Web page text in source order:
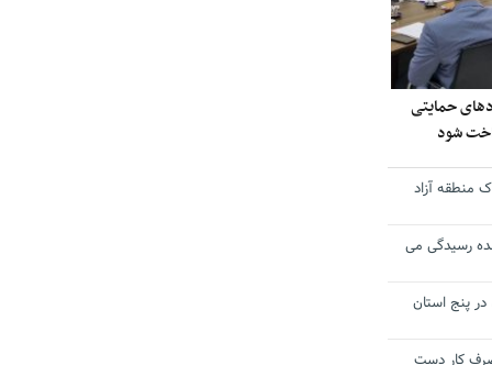
حمایتی
شود
منطقه آزاد
رسیدگی می
در پنج استان